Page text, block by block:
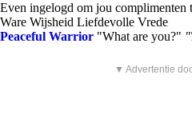
Even ingelogd om jou complimenten
Ware Wijsheid Liefdevolle Vrede
Peaceful Warrior "What are you?"
▼ Advertentie